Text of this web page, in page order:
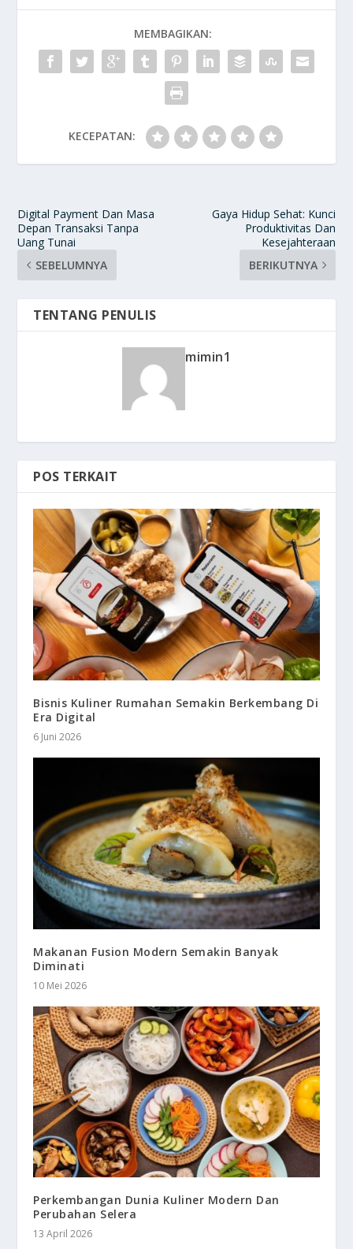
MEMBAGIKAN:
KECEPATAN:
Digital Payment Dan Masa
Depan Transaksi Tanpa
Uang Tunai
SEBELUMNYA
Gaya Hidup Sehat: Kunci
Produktivitas Dan
Kesejahteraan
BERIKUTNYA
TENTANG PENULIS
mimin1
POS TERKAIT
Bisnis Kuliner Rumahan Semakin Berkembang Di
Era Digital
6 Juni 2026
Makanan Fusion Modern Semakin Banyak
Diminati
10 Mei 2026
Perkembangan Dunia Kuliner Modern Dan
Perubahan Selera
13 April 2026